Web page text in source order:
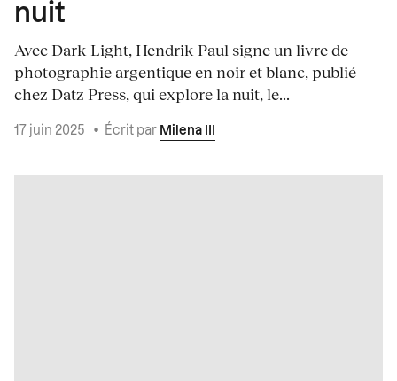
nuit
Avec Dark Light, Hendrik Paul signe un livre de
photographie argentique en noir et blanc, publié
chez Datz Press, qui explore la nuit, le...
17 juin 2025 • Écrit par Milena III